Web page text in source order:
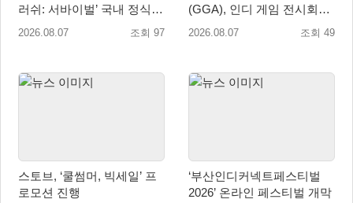
러쉬: 서바이벌’ 국내 정식
출시
2026.08.07 조회 97
(GGA), 인디 게임 전시회
‘도쿄 게임 던전 13’ 참가!
2026.08.07 조회 49
스토브, ‘쿨썸머, 빅세일’ 프
로모션 진행
‘부산인디커넥트페스티벌
2026’ 온라인 페스티벌 개막